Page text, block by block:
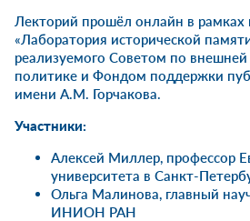
Лекторий прошёл онлайн в рамках
«Лаборатория исторической
реализуемого Советом по
политике и Фондом поддержки
имени А.М. Горчакова.
Участники:
Алексей Миллер, профессор
университета в Санкт-
Ольга Малинова, главный
ИНИОН РАН